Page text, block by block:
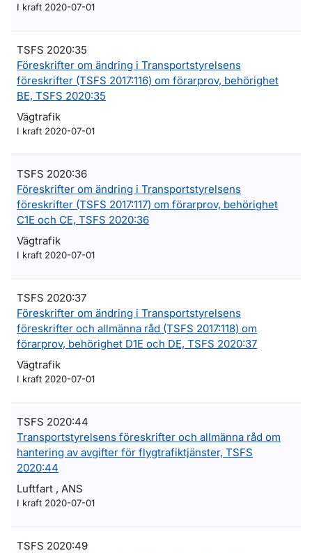
I kraft 2020-07-01
TSFS 2020:35
Föreskrifter om ändring i Transportstyrelsens
föreskrifter (TSFS 2017:116) om förarprov, behörighet
BE, TSFS 2020:35
Vägtrafik
I kraft 2020-07-01
TSFS 2020:36
Föreskrifter om ändring i Transportstyrelsens
föreskrifter (TSFS 2017:117) om förarprov, behörighet
C1E och CE, TSFS 2020:36
Vägtrafik
I kraft 2020-07-01
TSFS 2020:37
Föreskrifter om ändring i Transportstyrelsens
föreskrifter och allmänna råd (TSFS 2017:118) om
förarprov, behörighet D1E och DE, TSFS 2020:37
Vägtrafik
I kraft 2020-07-01
TSFS 2020:44
Transportstyrelsens föreskrifter och allmänna råd om
hantering av avgifter för flygtrafiktjänster, TSFS
2020:44
Luftfart , ANS
I kraft 2020-07-01
TSFS 2020:49